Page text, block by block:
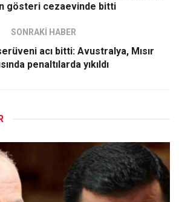
gösteri cezaevinde bitti
SONRAKİ HABER
acı bitti: Avustralya, Mısır
penaltılarda yıkıldı